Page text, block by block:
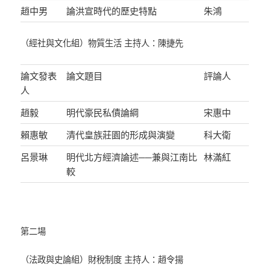
趙中男
論洪宣時代的歷史特點 朱鴻
（經社與文化組）物質生活 主持人：陳捷先
論文發表
人
論文題目 評論人
趙毅 明代豪民私債論綱
宋惠中
賴惠敏
清代皇族莊園的形成與演變
科大衛
呂景琳
明代北方經濟論述──兼與江南比
較
林滿紅
第二場
（法政與史論組）財稅制度 主持人：趙令揚